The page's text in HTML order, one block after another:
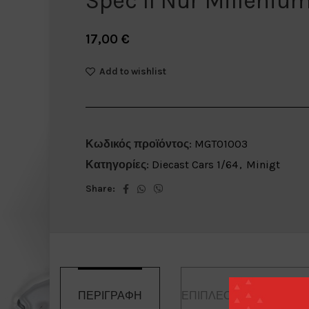
17,00 €
Add to wishlist
Κωδικός προϊόντος: MGT01003
Κατηγορίες: Diecast Cars 1/64, Minigt
Share:
ΠΕΡΙΓΡΑΦΉ ΕΠΙΠΛΈΟΝ